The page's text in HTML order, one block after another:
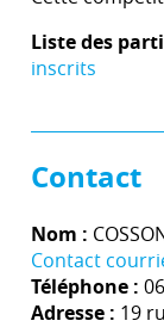
Liste des
inscrits
Contact
Nom :
Contact
Téléphone :
Adresse : 19